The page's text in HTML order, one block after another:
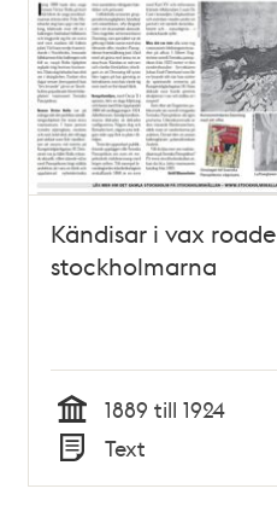
Kändisar i vax roade
stockholmarna
Tid
1889 till 1924
Typ
Text